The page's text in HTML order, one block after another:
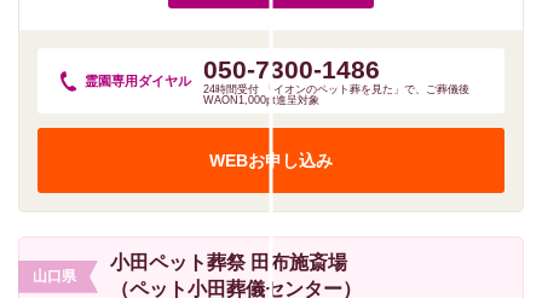
霊園専用 ダイヤル 050-7300-1486
24時間受付 「イオンのペット葬を見た」で、ご葬儀後
WAON1,000pt進呈対象
WEBお申し込み
山口県
小田ペット葬祭 田布施斎場
（ペット小田葬儀センター）